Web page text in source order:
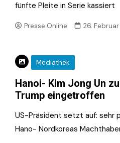
fünfte Pleite in Serie kassiert
Presse.Online 26. Februar
Mediathek
Hanoi- Kim Jong Un
Trump eingetroffen
US-Präsident setzt auf: sehr
Hano- Nordkoreas